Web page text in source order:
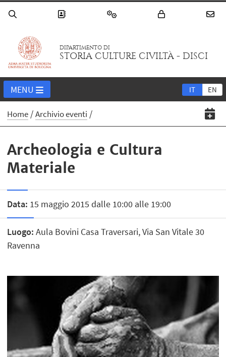
DIPARTIMENTO DI
STORIA CULTURE CIVILTÀ - DISCI
IT EN
MENU
Home Archivio eventi
Archeologia e Cultura
Materiale
Data: 15 maggio 2015 dalle 10:00 alle 19:00
Luogo: Aula Bovini Casa Traversari, Via San Vitale 30
Ravenna